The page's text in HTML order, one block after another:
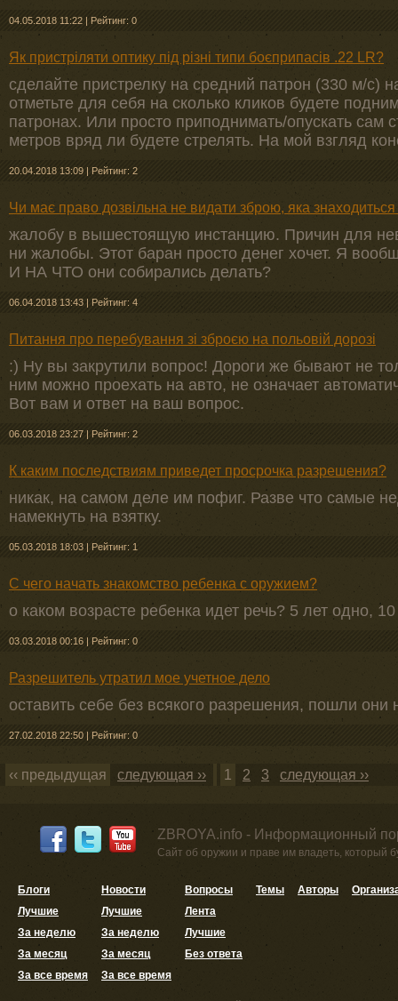
04.05.2018 11:22 | Рейтинг: 0
Як пристріляти оптику під різні типи боєприпасів .22 LR?
сделайте пристрелку на средний патрон (330 м/с)
отметьте для себя на сколько кликов будете
патронах. Или просто приподнимать/опускать сам
метров вряд ли будете стрелять. На мой взгляд
20.04.2018 13:09 | Рейтинг: 2
Чи має право дозвільна не видати зброю, яка
жалобу в вышестоящую инстанцию. Причин для
ни жалобы. Этот баран просто денег хочет. Я
И НА ЧТО они собирались делать?
06.04.2018 13:43 | Рейтинг: 4
Питання про перебування зі зброєю на польовій дорозі
:) Ну вы закрутили вопрос! Дороги же бывают не
ним можно проехать на авто, не означает
Вот вам и ответ на ваш вопрос.
06.03.2018 23:27 | Рейтинг: 2
К каким последствиям приведет просрочка разрешения?
никак, на самом деле им пофиг. Разве что самые
намекнуть на взятку.
05.03.2018 18:03 | Рейтинг: 1
С чего начать знакомство ребенка с оружием?
о каком возрасте ребенка идет речь? 5 лет одно,
03.03.2018 00:16 | Рейтинг: 0
Разрешитель утратил мое учетное дело
оставить себе без всякого разрешения, пошли они
27.02.2018 22:50 | Рейтинг: 0
‹‹ предыдущая следующая ›› 1 2 3 следующая ››
ZBROYA.info - Информационный
Сайт об оружии и праве им владеть, который
Блоги
Лучшие
За неделю
За месяц
За все время
Новости
Лучшие
За неделю
За месяц
За все время
Вопросы
Лента
Лучшие
Без ответа
Темы Авторы